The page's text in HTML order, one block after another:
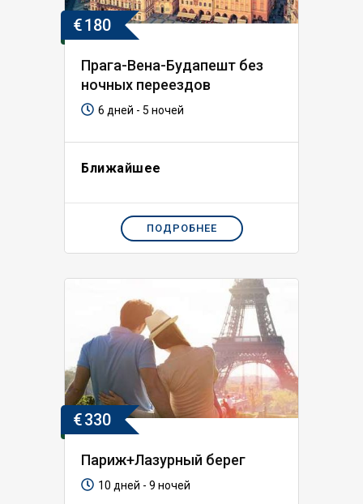
€180
Прага-Вена-Будапешт без
ночных переездов
6 дней - 5 ночей
Ближайшее
ПОДРОБНЕЕ
€330
Париж+Лазурный берег
10 дней - 9 ночей